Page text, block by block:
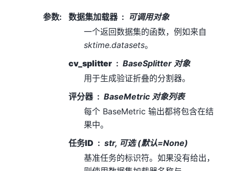
参数: 数据集加载器
可调用对象
一个返回数据集的函数，例如来自
sktime.datasets。
cv_splitter
BaseSplitter 对象
用于生成验证折叠的分割器。
评分器
BaseMetric 对象列表
每个 BaseMetric 输出都将包含在结
果中。
任务ID
str, 可选 (默认=None)
基准任务的标识符。如果没有给出，